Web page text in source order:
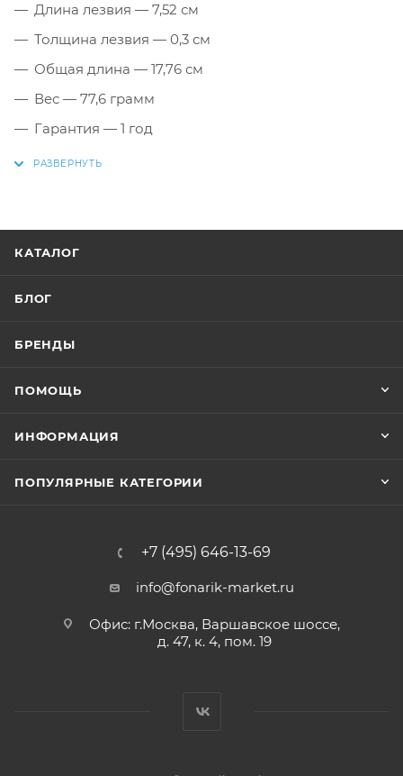
Длина лезвия — 7,52 см
Толщина лезвия — 0,3 см
Общая длина — 17,76 см
Вес — 77,6 грамм
Гарантия — 1 год
КАТАЛОГ
БЛОГ
БРЕНДЫ
ПОМОЩЬ
ИНФОРМАЦИЯ
ПОПУЛЯРНЫЕ КАТЕГОРИИ
+7 (495) 646-13-69
info@fonarik-market.ru
Офис: г.Москва, Варшавское шоссе,
д. 47, к. 4, пом. 19